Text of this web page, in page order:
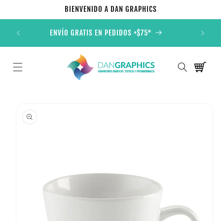
al contenido
BIENVENIDO A DAN GRAPHICS
ENVÍO GRATIS EN PEDIDOS +$75*
Carrito
información